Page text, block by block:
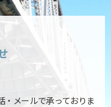
・メールで承っておりま